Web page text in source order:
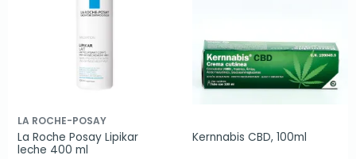
LA ROCHE-POSAY
La Roche Posay Lipikar
leche 400 ml
Kernnabis CBD, 100ml